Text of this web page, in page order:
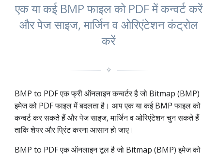
एक या कई BMP फाइल को PDF में कन्वर्ट करें
और पेज साइज, मार्जिन व ओरिएंटेशन कंट्रोल
करें
✧
BMP to PDF एक फ्री ऑनलाइन कन्वर्टर है जो Bitmap (BMP)
इमेज को PDF फाइल में बदलता है। आप एक या कई BMP फाइल को
कन्वर्ट कर सकते हैं और पेज साइज, मार्जिन व ओरिएंटेशन चुन सकते हैं
ताकि शेयर और प्रिंट करना आसान हो जाए।
BMP to PDF एक ऑनलाइन टूल है जो Bitmap (BMP) इमेज को